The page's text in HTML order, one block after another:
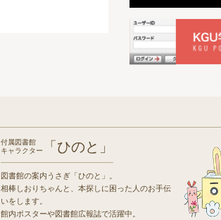
付属図書館
キャラクター
「ひのと」
図書館の案内うさぎ「ひのと」。
相棒しおりちゃんと、本探しに困った人のお手伝
いをします。
館内ポスターや図書館広報誌で活躍中。